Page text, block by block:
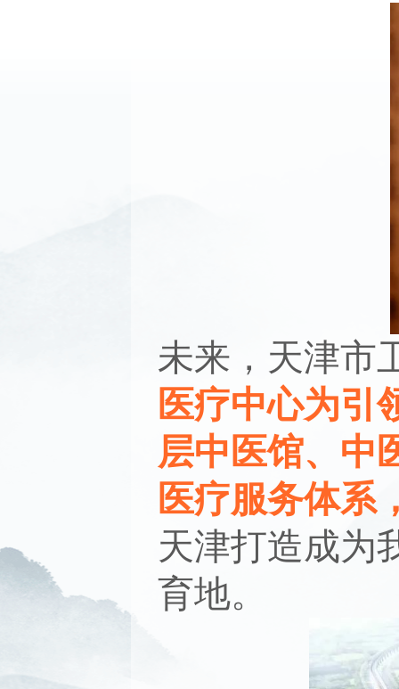
未来，天津市
医疗中心为引
层中医馆、中
医疗服务体系
天津打造成为
育地。